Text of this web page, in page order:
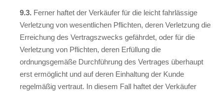
9.3. Ferner haftet der Verkäufer für die leicht fahrlässige
Verletzung von wesentlichen Pflichten, deren Verletzung die
Erreichung des Vertragszwecks gefährdet, oder für die
Verletzung von Pflichten, deren Erfüllung die
ordnungsgemäße Durchführung des Vertrages überhaupt
erst ermöglicht und auf deren Einhaltung der Kunde
regelmäßig vertraut. In diesem Fall haftet der Verkäufer